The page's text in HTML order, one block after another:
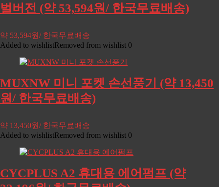
벌버전 (약 53,594원/ 한국무료배송)
약 53,594원/ 한국무료배송
Added to wishlistRemoved from wishlist 0
MUXNW 미니 포켓 손선풍기 (약 13,450
원/ 한국무료배송)
약 13,450원/ 한국무료배송
Added to wishlistRemoved from wishlist 0
CYCPLUS A2 휴대용 에어펌프 (약